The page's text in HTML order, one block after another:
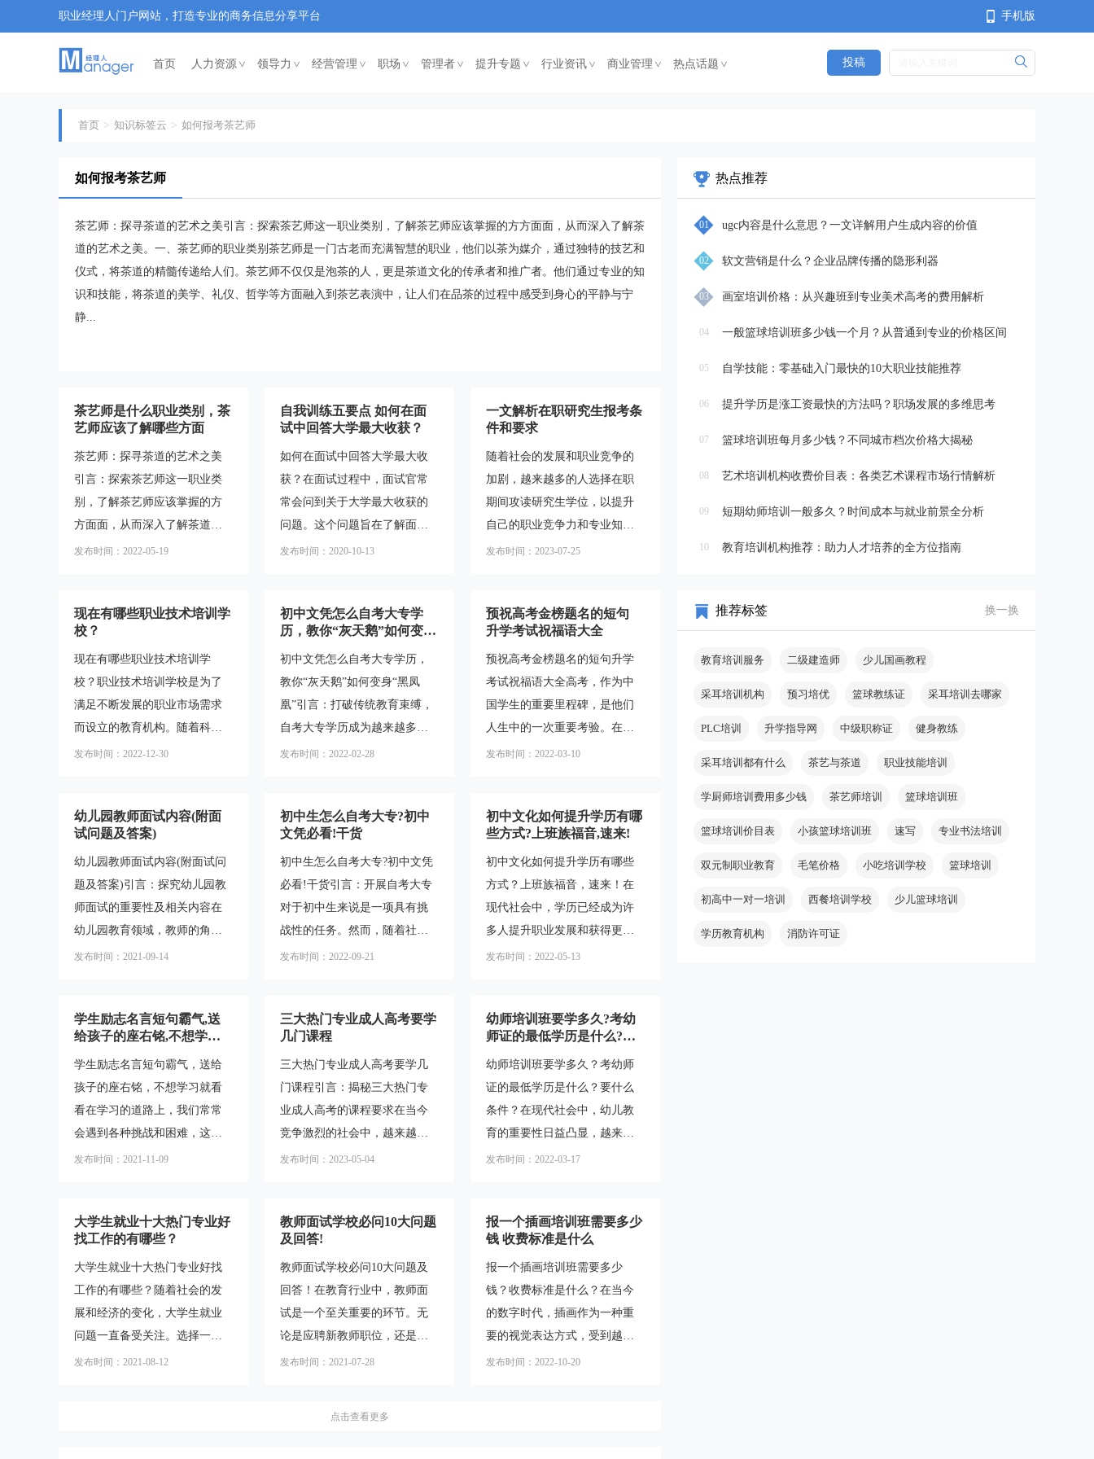
职业经理人门户网站，打造专业的商务信息分享平台 手机版
首页 人力资源< 领导力 < 经营管理< 职场< 管理者< 提升专题 < 行业资讯 < 商业管理< 热点话题 < 投稿
首页 知识标签云 如何报考茶艺师
如何报考茶艺师
茶艺师：探寻茶道的艺术之美引言：探索茶艺师这一职业类别，了解茶艺师应该掌握的方方面面，从而深入了解茶
道的艺术之美。一、茶艺师的职业类别茶艺师是一门古老而充满智慧的职业，他们以茶为媒介，通过独特的技艺和
仪式，将茶道的精髓传递给人们。茶艺师不仅仅是泡茶的人，更是茶道文化的传承者和推广者。他们通过专业的知
识和技能，将茶道的美学、礼仪、哲学等方面融入到茶艺表演中，让人们在品茶的过程中感受到身心的平静与宁
静...
茶艺师是什么职业类别，茶
艺师应该了解哪些方面
茶艺师：探寻茶道的艺术之美
引言：探索茶艺师这一职业类
别，了解茶艺师应该掌握的方
方面面，从而深入了解茶道的
艺术之美。一、茶艺师的职业
介，通过独特的技艺和仪式，
将茶道的精髓传递给人们。茶
艺师不仅仅是泡茶的人，更是
茶道文化的传承者和推广者。
他们通过专业的知识和技能，
将茶道的美学、礼仪、哲学等
方面融入到茶艺表演中，让人
发布时间：2022-05-19
自我训练五要点 如何在面
试中回答大学最大收获？
如何在面试中回答大学最大收
获？在面试过程中，面试官常
常会问到关于大学最大收获的
问题。这个问题旨在了解面试
者在大学期间的成长和学习经
学术能力。下面将介绍自我训
练的五个要点，并提供一些回
答这个问题的示例。一、明确
目标和规划在大学期间，明确
目标和规划是非常重要的。这
包括确定自己的专业方向、学
术兴趣和职业发展目标。通过
发布时间：2020-10-13
一文解析在职研究生报考条
件和要求
随着社会的发展和职业竞争的
加剧，越来越多的人选择在职
期间攻读研究生学位，以提升
自己的职业竞争力和专业知识
水平。然而，对于在职研究生
报考条件进行详细解答，帮助
你更好地了解相关知识。一、
学历要求在职研究生报考条件
中，学历要求是最基本的条件
之一。通常情况下，报考在职
研究生需要具备本科学历，且
学历必须为全日制普通高等院
发布时间：2023-07-25
现在有哪些职业技术培训学
校？
现在有哪些职业技术培训学
校？职业技术培训学校是为了
满足不断发展的职业市场需求
而设立的教育机构。随着科技
的不断进步和职业领域的不断
竞争力和就业机会。本文将介
绍一些目前市场上存在的职业
技术培训学校，帮助读者了解
现在有哪些选择。一、IT技术
培训学校随着信息技术的快速
发展，IT行业的需求也在不断
增加。因此，IT技术培训学校
发布时间：2022-12-30
初中文凭怎么自考大专学
历，教你“灰天鹅”如何变
初中文凭怎么自考大专学历，
教你“灰天鹅”如何变身“黑凤
凰”引言：打破传统教育束缚，
自考大专学历成为越来越多人
追求的目标。对于那些只有初
受关注的话题。本文将为您详
细解答这个问题，并提供相关
内容的介绍和指导，帮助您实
现从“灰天鹅”到“黑凤凰”的华丽
转身。一、自考大专学历的意
义和优势自考大专学历是指通
过自学和考试的方式获得的大
发布时间：2022-02-28
预祝高考金榜题名的短句
升学考试祝福语大全
预祝高考金榜题名的短句升学
考试祝福语大全高考，作为中
国学生的重要里程碑，是他们
人生中的一次重要考验。在这
个紧张而关键的时刻，给予学
祝福和支持，本文将为大家提
供一些预祝高考金榜题名的短
句和升学考试祝福语大全。
一、预祝高考金榜题名的短句
1.金榜题名，前程似锦，祝福
你未来更加辉煌！2.高考加
油，金榜题名，祝你一帆风
发布时间：2022-03-10
幼儿园教师面试内容(附面
试问题及答案)
幼儿园教师面试内容(附面试问
题及答案)引言：探究幼儿园教
师面试的重要性及相关内容在
幼儿园教育领域，教师的角色
至关重要。他们不仅需要具备
情感表达能力。因此，幼儿园
教师的面试过程显得尤为重
要。本文将介绍幼儿园教师面
试的内容，包括常见的面试问
题及其答案，以帮助准备面试
的教师们更好地应对挑战。
一、教育理念与教学方法1.请
发布时间：2021-09-14
初中生怎么自考大专?初中
文凭必看!干货
初中生怎么自考大专?初中文凭
必看!干货引言：开展自考大专
对于初中生来说是一项具有挑
战性的任务。然而，随着社会
的发展和教育的改革，越来越
中生提供一些建议和指导，帮
助他们顺利完成自考大专的学
业。一、了解自考大专的基本
信息在开始自考大专之前，初
中生需要了解自考大专的基本
信息。首先，他们需要明确自
考大专是一种通过自学和考试
发布时间：2022-09-21
初中文化如何提升学历有哪
些方式?上班族福音,速来!
初中文化如何提升学历有哪些
方式？上班族福音，速来！在
现代社会中，学历已经成为许
多人提升职业发展和获得更好
机会的重要因素之一。然而，
和精力的限制。那么，对于初
中文化的上班族来说，有哪些
方式可以提升学历呢？本文将
为您解答这个问题，并介绍相
关内容。一、自考自考是一种
灵活的学习方式，适合上班族
提升学历。自考是指通过自学
发布时间：2022-05-13
学生励志名言短句霸气,送
给孩子的座右铭,不想学习
学生励志名言短句霸气，送给
孩子的座右铭，不想学习就看
看在学习的道路上，我们常常
会遇到各种挑战和困难，这时
候一句励志的名言或座右铭就
学生励志名言短句，以及适合
送给孩子的座右铭，希望能给
大家带来一些启示和帮助。
一、学生励志名言短句霸气
1.“天行健，君子以自强不
息。”这是出自《周易》的名
言，意味着只有不断自强不
发布时间：2021-11-09
三大热门专业成人高考要学
几门课程
三大热门专业成人高考要学几
门课程引言：揭秘三大热门专
业成人高考的课程要求在当今
竞争激烈的社会中，越来越多
的成年人选择通过成人高考来
业成人高考所要学习的课程成
为了考生们关注的焦点。本文
将对这三大热门专业的课程要
求进行直接解答，并提供相关
内容的介绍，帮助考生们更好
地了解和选择适合自己的专
业。一、计算机科学与技术专
发布时间：2023-05-04
幼师培训班要学多久?考幼
师证的最低学历是什么?要
幼师培训班要学多久？考幼师
证的最低学历是什么？要什么
条件？在现代社会中，幼儿教
育的重要性日益凸显，越来越
多的人选择从事幼师职业。然
师培训班的学习时长、幼师证
的最低学历要求以及申请幼师
资格的条件感到困惑。本文将
对这些问题进行直接解答，并
提供相关内容的介绍。一、幼
师培训班学习时长幼师培训班
的学习时长因地区和培训机构
发布时间：2022-03-17
大学生就业十大热门专业好
找工作的有哪些？
大学生就业十大热门专业好找
工作的有哪些？随着社会的发
展和经济的变化，大学生就业
问题一直备受关注。选择一个
就业前景好的专业对于大学生
发布时间：2021-08-12
教师面试学校必问10大问题
及回答!
教师面试学校必问10大问题及
回答！在教育行业中，教师面
试是一个至关重要的环节。无
论是应聘新教师职位，还是晋
升到更高级别的教师职位，面
发布时间：2021-07-28
报一个插画培训班需要多少
钱 收费标准是什么
报一个插画培训班需要多少
钱？收费标准是什么？在当今
的数字时代，插画作为一种重
要的视觉表达方式，受到越来
越多人的关注和喜爱。许多人
发布时间：2022-10-20
点击查看更多
热点推荐
01 ugc内容是什么意思？一文详解用户生成内容的价值
02 软文营销是什么？企业品牌传播的隐形利器
03 画室培训价格：从兴趣班到专业美术高考的费用解析
04 一般篮球培训班多少钱一个月？从普通到专业的价格区间
05 自学技能：零基础入门最快的10大职业技能推荐
06 提升学历是涨工资最快的方法吗？职场发展的多维思考
07 篮球培训班每月多少钱？不同城市档次价格大揭秘
08 艺术培训机构收费价目表：各类艺术课程市场行情解析
09 短期幼师培训一般多久？时间成本与就业前景全分析
10 教育培训机构推荐：助力人才培养的全方位指南
推荐标签 换一换
教育培训服务 二级建造师 少儿国画教程
采耳培训机构 预习培优 篮球教练证 采耳培训去哪家
PLC培训 升学指导网 中级职称证 健身教练
采耳培训都有什么 茶艺与茶道 职业技能培训
学厨师培训费用多少钱 茶艺师培训 篮球培训班
篮球培训价目表 小孩篮球培训班 速写 专业书法培训
双元制职业教育 毛笔价格 小吃培训学校 篮球培训
初高中一对一培训 西餐培训学校 少儿篮球培训
学历教育机构 消防许可证